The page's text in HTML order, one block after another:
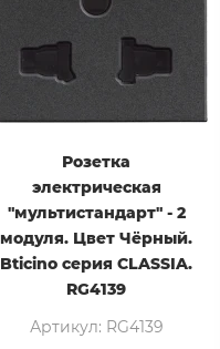
Розетка
электрическая
"мультистандарт" - 2
модуля. Цвет Чёрный.
Bticino серия CLASSIA.
RG4139
Артикул: RG4139